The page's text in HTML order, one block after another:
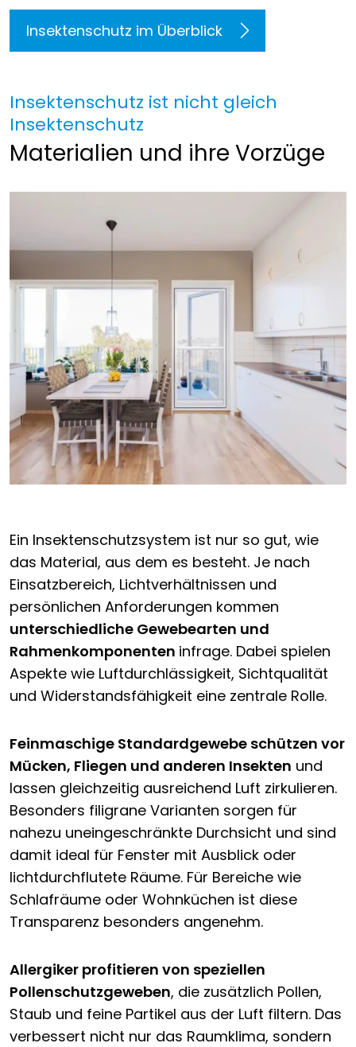
Insektenschutz im Überblick
Insektenschutz ist nicht gleich
Insektenschutz
Materialien und ihre Vorzüge
Ein Insektenschutzsystem ist nur so gut, wie
das Material, aus dem es besteht. Je nach
Einsatzbereich, Lichtverhältnissen und
persönlichen Anforderungen kommen
unterschiedliche Gewebearten und
Rahmenkomponenten infrage. Dabei spielen
Aspekte wie Luftdurchlässigkeit, Sichtqualität
und Widerstandsfähigkeit eine zentrale Rolle.
Feinmaschige Standardgewebe schützen vor
Mücken, Fliegen und anderen Insekten und
lassen gleichzeitig ausreichend Luft zirkulieren.
Besonders filigrane Varianten sorgen für
nahezu uneingeschränkte Durchsicht und sind
damit ideal für Fenster mit Ausblick oder
lichtdurchflutete Räume. Für Bereiche wie
Schlafräume oder Wohnküchen ist diese
Transparenz besonders angenehm.
Allergiker profitieren von speziellen
Pollenschutzgeweben, die zusätzlich Pollen,
Staub und feine Partikel aus der Luft filtern. Das
verbessert nicht nur das Raumklima, sondern